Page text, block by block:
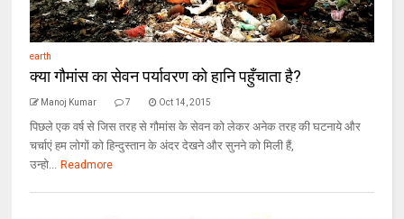
earth
क्या गौमांस का सेवन पर्यावरण को हानि पहुँचाता है?
Manoj Kumar 7 Oct 14, 2015
पिछले एक वर्ष से जिस तरह से गौमांस के सेवन को लेकर अनेक तरह की घटनाये और
चर्चाएं हम लोगों को हिन्दुस्तान के अंदर देखने और सुनने को मिली हैं,
उन्हो... Readmore